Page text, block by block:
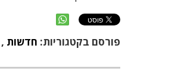
פורסם בקטגוריות: חדשות ,